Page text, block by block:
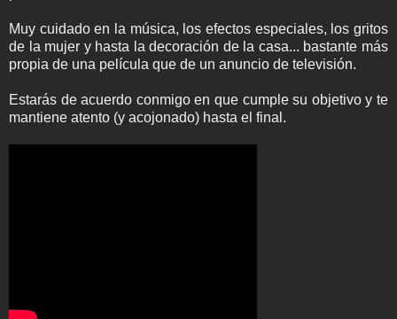
Muy cuidado en la música, los efectos especiales, los gritos
de la mujer y hasta la decoración de la casa... bastante más
propia de una película que de un anuncio de televisión.
Estarás de acuerdo conmigo en que cumple su objetivo y te
mantiene atento (y acojonado) hasta el final.